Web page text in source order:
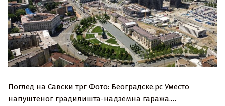
Поглед на Савски трг Фото: Београдске.рс Уместо
напуштеног градилишта-надземна гаража.…